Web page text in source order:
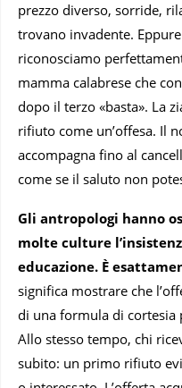
prezzo diverso, sorride,
trovano invadente.
riconosciamo
mamma calabrese che
dopo il terzo «basta». La
rifiuto come un’offesa. Il
accompagna fino al
come se il saluto non
Gli antropologi hanno
molte culture
educazione. È
significa mostrare che
di una formula di cortesia
Allo stesso tempo, chi
subito: un primo rifiuto